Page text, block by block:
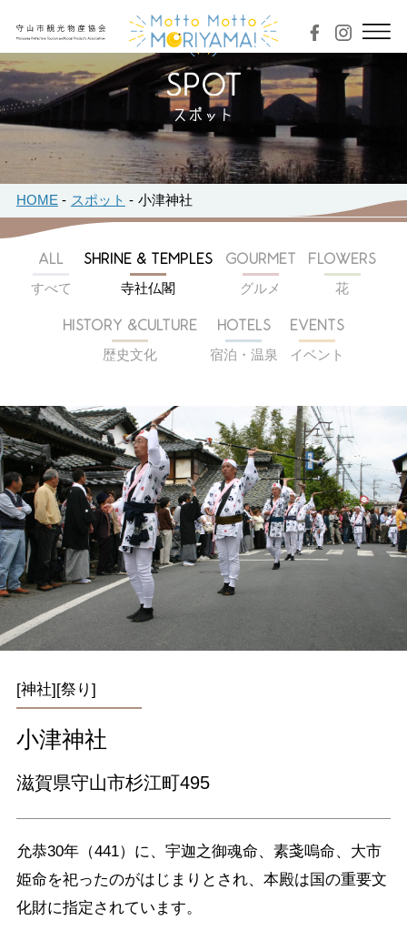
スポット
HOME スポット 小津神社
ALL
すべて
SHRINE & TEMPLES
寺社仏閣
GOURMET
グルメ
FLOWERS
花
HISTORY &CULTURE
歴史文化
HOTELS
宿泊・温泉
EVENTS
イベント
[神社][祭り]
小津神社
滋賀県守山市杉江町495
允恭30年（441）に、宇迦之御魂命、素戔嗚命、大市
姫命を祀ったのがはじまりとされ、本殿は国の重要文
化財に指定されています。